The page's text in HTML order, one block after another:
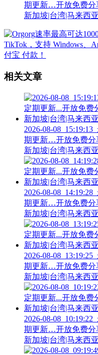
期更新…开放免费分
新加坡|台湾|马来西
相关文章
2026-08-
期更新…开放免费分
新加坡|台湾|马来西
2026-08-
期更新…开放免费分
新加坡|台湾|马来西
2026-08-
期更新…开放免费分
新加坡|台湾|马来西
2026-08-
期更新…开放免费分
新加坡|台湾|马来西